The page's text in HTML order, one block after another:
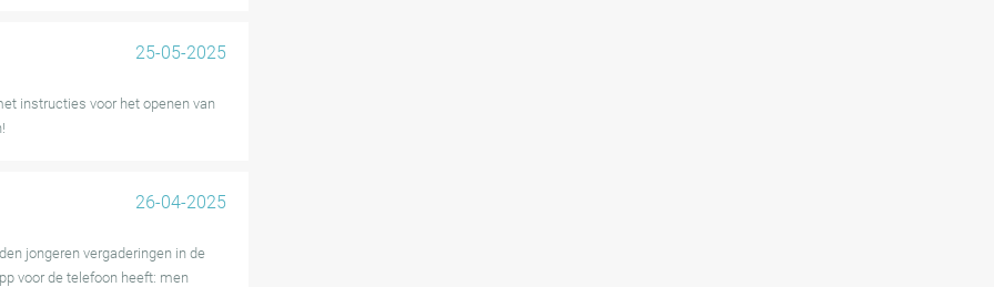
instructies voor het openen van
25-05-2025
jongeren vergaderingen in de
voor de telefoon heeft: men
26-04-2025